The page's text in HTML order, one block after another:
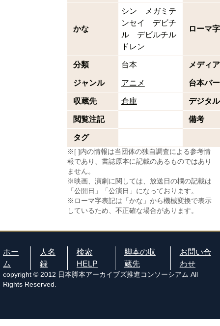
かな
シン メガミテ
ンセイ デビチ
ル デビルチル
ドレン
ローマ字
分類 台本 メディア
ジャンル アニメ 台本バ
収蔵先 倉庫 デジタ
閲覧注記 備考
タグ
※[ ]内の情報は当団体の独自調査による参考情
報であり、書誌原本に記載のあるものではあり
ません。
※映画、演劇に関しては、放送日の欄の記載は
「公開日」「公演日」になっております。
※ローマ字表記は「かな」から機械変換で表示
しているため、不正確な場合があります。
ホー
ム
人名
録
検索
HELP
脚本の収
蔵先
お問い合
わせ
copyright © 2012 日本脚本アーカイブズ推進コンソーシアム All
Rights Reserved.